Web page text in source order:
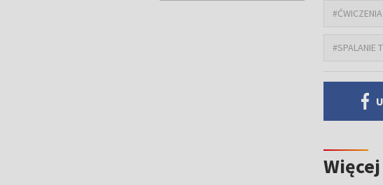
#SPALANIE